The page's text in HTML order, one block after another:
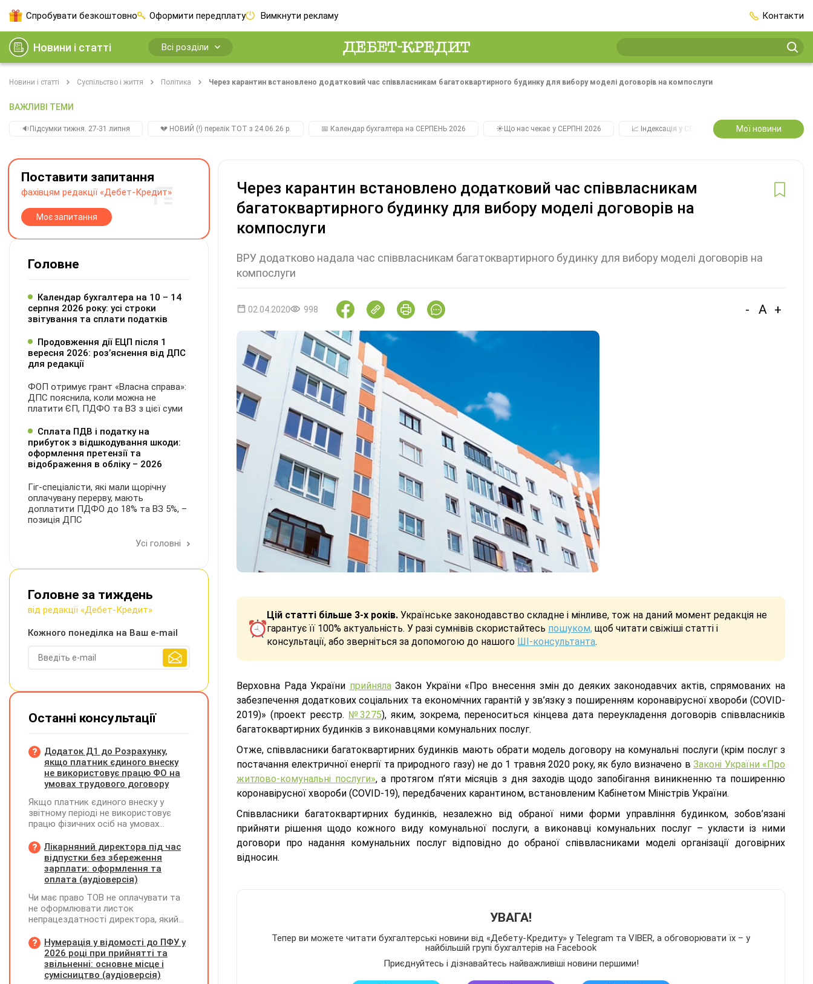
Спробувати безкоштовно Оформити передплату Вимкнути рекламу Контакти
Новини і статті Всі розділи
Новини і статті Суспільство і життя Політика Через карантин встановлено додатковий час співвласникам багатоквартирного будинку для вибору моделі договорів на компослуги
ВАЖЛИВІ ТЕМИ
🔉Підсумки тижня. 27-31 липня 💔 НОВИЙ (!) перелік ТОТ з 24.06.26 р. 📅 Календар бухгалтера на СЕРПЕНЬ 2026 ☀️Що нас чекає у СЕРПНІ 2026 📈 Індексація у СЕРПНІ 2️⃣0️⃣2️⃣7️⃣ Усі
Мої новини
Через карантин встановлено додатковий час співвласникам
багатоквартирного будинку для вибору моделі договорів на
компослуги
ВРУ додатково надала час співвласникам багатоквартирного будинку для вибору моделі договорів на
компослуги
02.04.2020 998 - A +
Цій статті більше 3-х років. Українське законодавство складне і мінливе, тож на даний момент редакція не
гарантує її 100% актуальність. У разі сумнівів скористайтесь пошуком, щоб читати свіжіші статті і
консультації, або зверніться за допомогою до нашого ШІ-консультанта.
Верховна Рада України прийнялаЗакон України «Про внесення змін до деяких законодавчих актів, спрямованих на
забезпечення додаткових соціальних та економічних гарантій у зв’язку з поширенням коронавірусної хвороби (COVID-
2019)» (проект реєстр. №3275), яким, зокрема, переноситься кінцева дата переукладення договорів співвласників
багатоквартирних будинків з виконавцями комунальних послуг.
Отже, співвласники багатоквартирних будинків мають обрати модель договору на комунальні послуги (крім послуг з
постачання електричної енергії та природного газу) не до 1 травня 2020 року, як було визначено в Законі України «Про
житлово-комунальні послуги», а протягом п’яти місяців з дня заходів щодо запобігання виникненню та поширенню
коронавірусної хвороби (COVID-19), передбачених карантином, встановленим Кабінетом Міністрів України.
Співвласники багатоквартирних будинків, незалежно від обраної ними форми управління будинком, зобов’язані
прийняти рішення щодо кожного виду комунальної послуги, а виконавці комунальних послуг – укласти із ними
договори про надання комунальних послуг відповідно до обраної співвласниками моделі організації договірних
відносин.
УВАГА!
Тепер ви можете читати бухгалтерські новини від «Дебету-Кредиту» у Telegram та VIBER, а обговорювати їх – у
найбільшій групі бухгалтерів на Facebook
Приєднуйтесь і дізнавайтесь найважливіші новини першими!
Поставити запитання
фахівцям редакції «Дебет-Кредит»
Моє запитання
Головне
Календар бухгалтера на 10 – 14
серпня 2026 року: усі строки
звітування та сплати податків
Продовження дії ЕЦП після 1
вересня 2026: розʼяснення від ДПС
для редакції
ФОП отримує грант «Власна справа»:
ДПС пояснила, коли можна не
платити ЄП, ПДФО та ВЗ з цієї суми
Сплата ПДВ і податку на
прибуток з відшкодування шкоди:
оформлення претензії та
відображення в обліку – 2026
Гіг-спеціалісти, які мали щорічну
оплачувану перерву, мають
доплатити ПДФО до 18% та ВЗ 5%, –
позиція ДПС
Усі головні
Головне за тиждень
від редакції «Дебет-Кредит»
Кожного понеділка на Ваш e-mail
Останні консультації
Додаток Д1 до Розрахунку,
якщо платник єдиного внеску
не використовує працю ФО на
умовах трудового договору
Якщо платник єдиного внеску у
звітному періоді не використовує
працю фізичних осіб на умовах
на інших умовах, передбачених
законодавством, Додаток Д1/
Додаток ФІЗ-Д1 за відповідний
період не подається
Лікарняний директора під час
відпустки без збереження
зарплати: оформлення та
оплата (аудіоверсія)
Чи має право ТОВ не оплачувати та
не оформлювати листок
непрацездатності директора, який
збереження заробітної плати під час
призупинення діяльності
підприємства?
Нумерація у відомості до ПФУ у
2026 році при прийнятті та
звільненні: основне місце і
сумісництво (аудіоверсія)